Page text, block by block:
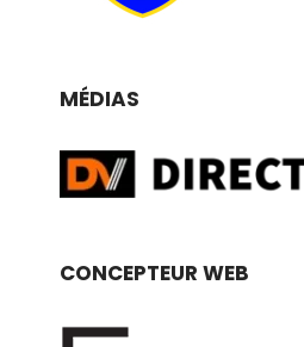
MÉDIAS
CONCEPTEUR WEB